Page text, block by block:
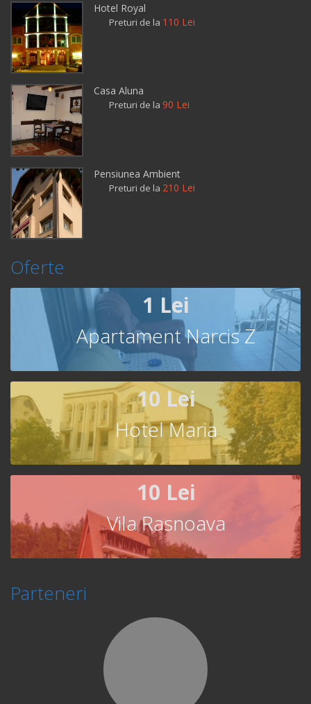
Hotel Royal
Preturi de la 110 Lei
Casa Aluna
Preturi de la 90 Lei
Pensiunea Ambient
Preturi de la 210 Lei
Oferte
1 Lei
Apartament Narcis Z
10 Lei
Hotel Maria
10 Lei
Vila Rasnoava
Parteneri